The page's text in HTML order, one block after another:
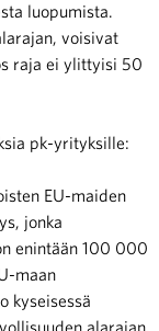
luopumista.
voisivat
raja ei ylittyisi 50
pk-yrityksille:
EU-maiden
jonka
enintään 100 000
maan
kyseisessä
alarajan.